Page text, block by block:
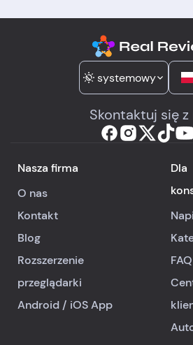
systemowy
Skontaktuj się z
Nasza firma
O nas
Kontakt
Blog
Rozszerzenie
przeglądarki
Android / iOSApp
Dla
FAQ